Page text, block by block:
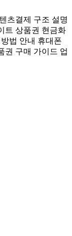
츠결제 구조 설명
트 상품권 현금화
법 안내 휴대폰
권 구매 가이드 업